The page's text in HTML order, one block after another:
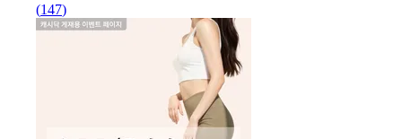
(147)